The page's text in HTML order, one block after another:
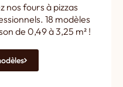
nos fours à pizzas
18 modèles
de 0,49 à 3,25 m² !